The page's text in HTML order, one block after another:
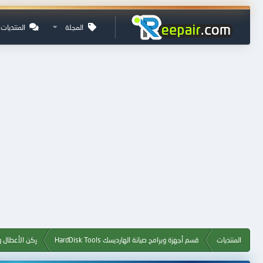
المجلة المنتديات
المنتديات قسم أجهزة وبرامج صيانة الهارديسك HardDisk Tools ركن الأعطال